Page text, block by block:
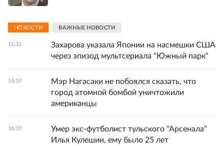
НОВОСТИ ВАЖНЫЕ НОВОСТИ
16:31
Захарова указала Японии на насмешки США
через эпизод мультсериала "Южный парк"
16:10
Мэр Нагасаки не побоялся сказать, что
город атомной бомбой уничтожили
американцы
16:10
Умер экс-футболист тульского "Арсенала"
Илья Кулешин, ему было 25 лет